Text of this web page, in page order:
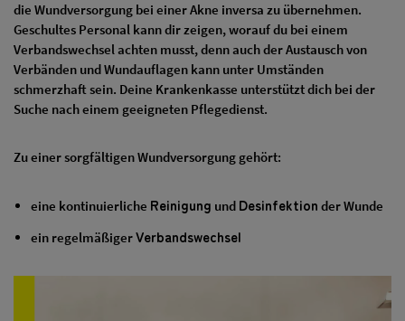
die Wundversorgung bei einer Akne inversa zu übernehmen.
Geschultes Personal kann dir zeigen, worauf du bei einem
Verbandswechsel achten musst, denn auch der Austausch von
Verbänden und Wundauflagen kann unter Umständen
schmerzhaft sein. Deine Krankenkasse unterstützt dich bei der
Suche nach einem geeigneten Pflegedienst.
Zu einer sorgfältigen Wundversorgung gehört:
eine kontinuierliche Reinigung und Desinfektion der Wunde
ein regelmäßigerVerbandswechsel